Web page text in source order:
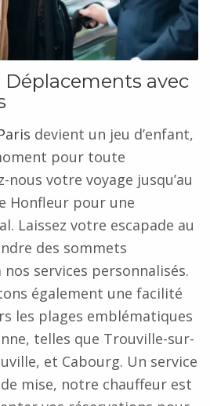
Déplacements avec
devient un jeu d’enfant,
pour toute
votre voyage jusqu’au
Honfleur pour une
Laissez votre escapade au
des sommets
nos services personnalisés.
également une facilité
les plages emblématiques
telles que Trouville-sur-
et Cabourg. Un service
mise, notre chauffeur est